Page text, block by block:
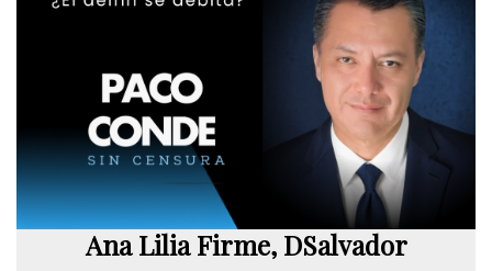
Ana Lilia Firme, DSalvador